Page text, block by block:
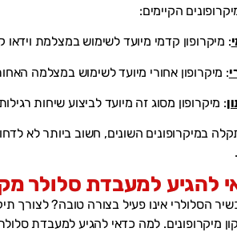
הקיימים:
: מיקרופון קדמי מיועד לשימוש במצלמת וידאו
: מיקרופון אחורי מיועד לשימוש במצלמה
: מיקרופון מסוג זה מיועד לביצוע שיחות
במיקרופונים השונים, חשוב ביותר לא
להגיע למעבדת סלולר
הסלולרי אינו פעיל בצורה טובה? לצורך
מיקרופונים. למה כדאי להגיע למעבדת